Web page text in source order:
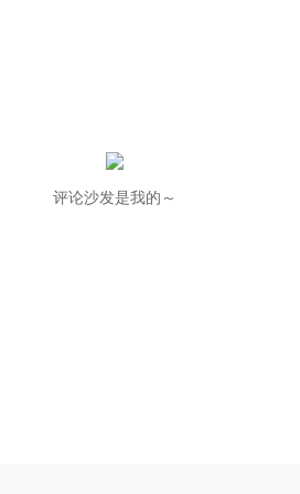
评论沙发是我的～